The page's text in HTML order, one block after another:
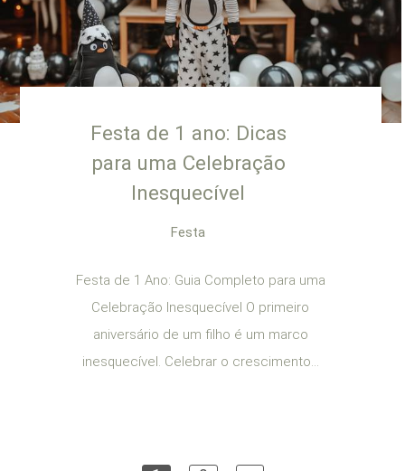
Festa de 1 ano: Dicas
para uma Celebração
Inesquecível
Festa
Festa de 1 Ano: Guia Completo para uma
Celebração Inesquecível O primeiro
aniversário de um filho é um marco
inesquecível. Celebrar o crescimento...